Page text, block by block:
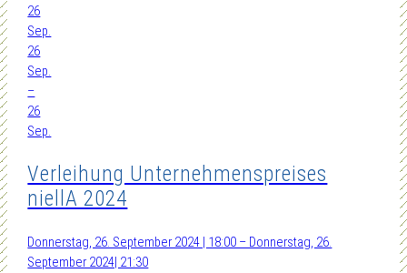
26
Sep.
26
Sep.
–
26
Sep.
Verleihung Unternehmenspreises
niellA 2024
Donnerstag, 26. September 2024 | 18:00 – Donnerstag, 26.
September 2024| 21:30